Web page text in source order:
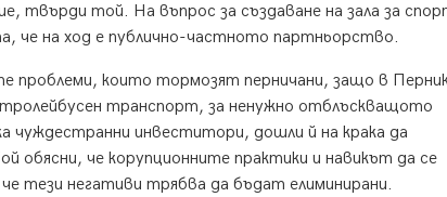
твърди той. На въпрос за създаване на зала за
че на ход е публично-частното партньорство.
проблеми, които тормозят перничани, защо в
транспорт, за ненужно отблъскващото
чуждестранни инвеститори, дошли й на крака да
обясни, че корупционните практики и навикът да се
тези негативи трябва да бъдат елиминирани.